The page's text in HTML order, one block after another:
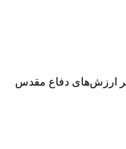
ارزش‌های دفاع مقدس